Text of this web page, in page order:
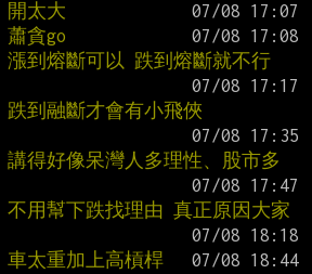
太大
貪go
到熔斷可以 跌到熔斷就不行
到融斷才會有小飛俠
得好像呆灣人多理性、股市多
用幫下跌找理由 真正原因大家
太重加上高槓桿